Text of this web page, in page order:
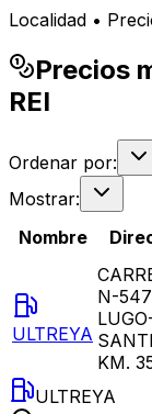
Localidad •
Precios
REI
Ordenar por:
Mostrar:
Nombre
ULTREYA
N-547
KM.
ULTREYA